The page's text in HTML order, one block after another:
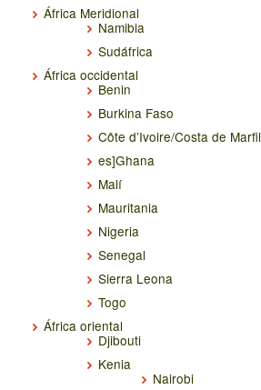
África Meridional
Namibia
Sudáfrica
África occidental
Benin
Burkina Faso
Côte d’Ivoire/Costa de Marfil
es]Ghana
Malí
Mauritania
Nigeria
Senegal
Sierra Leona
Togo
África oriental
Djibouti
Kenia
Nairobi